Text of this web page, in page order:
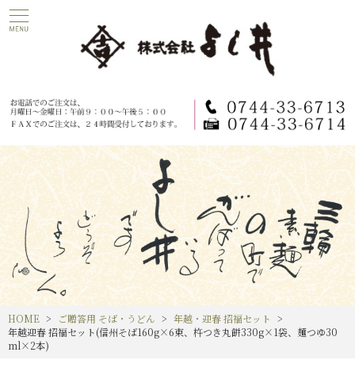
HOME ご贈答用 そば・うどん
年越・迎春 招福セット
年越迎春 招福セット(信州そば160g×6束、杵つき丸餅330g×1袋、麺つゆ30
ml×2本)